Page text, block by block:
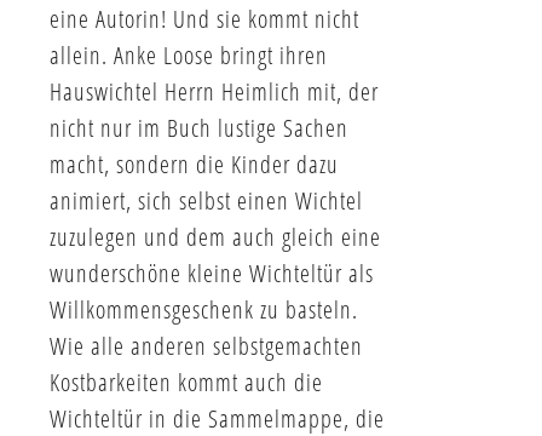
eine Autorin! Und sie kommt nicht
allein. Anke Loose bringt ihren
Hauswichtel Herrn Heimlich mit, der
nicht nur im Buch lustige Sachen
macht, sondern die Kinder dazu
animiert, sich selbst einen Wichtel
zuzulegen und dem auch gleich eine
wunderschöne kleine Wichteltür als
Willkommensgeschenk zu basteln.
Wie alle anderen selbstgemachten
Kostbarkeiten kommt auch die
Wichteltür in die Sammelmappe, die